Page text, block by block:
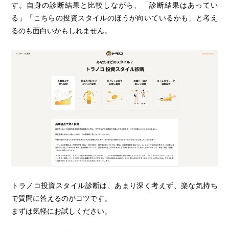
す。自身の診断結果と比較しながら、「診断結果はあってい
る」「こちらの投資スタイルのほうが向いているかも」と考え
るのも面白いかもしれません。
トラノコ投資スタイル診断は、あまり深く考えず、楽な気持ち
で質問に答えるのがコツです。
まずは気軽にお試しください。